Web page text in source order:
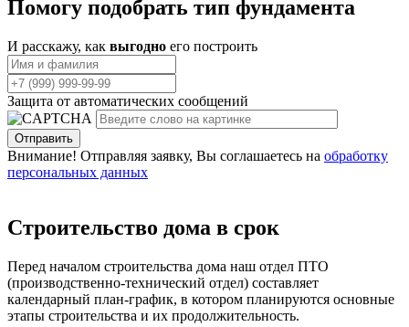
Помогу подобрать тип фундамента
И расскажу, как выгодно его построить
Защита от автоматических сообщений
Внимание! Отправляя заявку, Вы соглашаетесь на обработку
персональных данных
Строительство дома в срок
Перед началом строительства дома наш отдел ПТО
(производственно-технический отдел) составляет
календарный план-график, в котором планируются основные
этапы строительства и их продолжительность.